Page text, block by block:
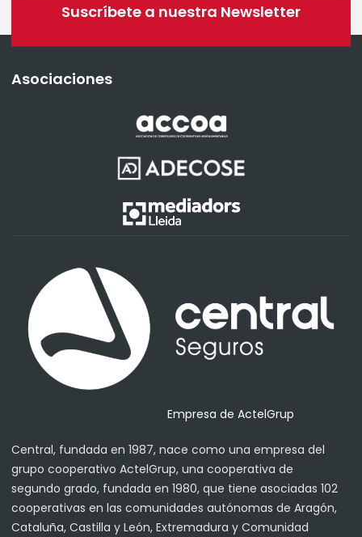
Suscríbete a nuestra Newsletter
Asociaciones
Empresa de ActelGrup
Central, fundada en 1987, nace como una empresa del
grupo cooperativo ActelGrup, una cooperativa de
segundo grado, fundada en 1980, que tiene asociadas 102
cooperativas en las comunidades autónomas de Aragón,
Cataluña, Castilla y León, Extremadura y Comunidad